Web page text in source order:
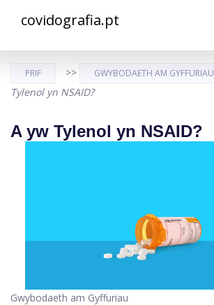
covidografia.pt
PRIF >> GWYBODAETH AM GYFFURIAU
Tylenol yn NSAID?
A yw Tylenol yn NSAID?
Gwybodaeth am Gyffuriau